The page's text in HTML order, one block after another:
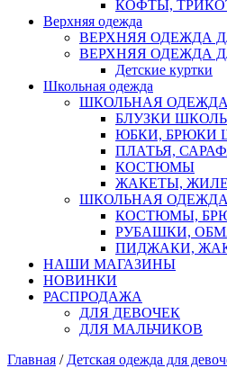
КОФТЫ,
Верхняя одежда
ВЕРХНЯЯ ОДЕЖДА
ВЕРХНЯЯ ОДЕЖДА
Детские куртки
Школьная одежда
ШКОЛЬНАЯ
БЛУЗКИ
ЮБКИ, БРЮКИ
ПЛАТЬЯ,
КОСТЮМЫ
ЖАКЕТЫ,
ШКОЛЬНАЯ
КОСТЮМЫ,
РУБАШКИ,
ПИДЖАКИ,
НАШИ МАГАЗИНЫ
НОВИНКИ
РАСПРОДАЖА
ДЛЯ ДЕВОЧЕК
ДЛЯ МАЛЬЧИКОВ
Главная / Детская одежда для